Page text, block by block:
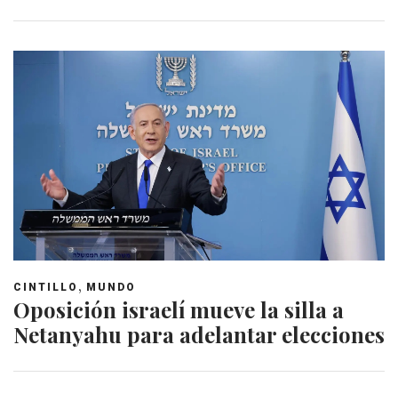
CINTILLO , MUNDO
Oposición israelí mueve la silla a
Netanyahu para adelantar elecciones